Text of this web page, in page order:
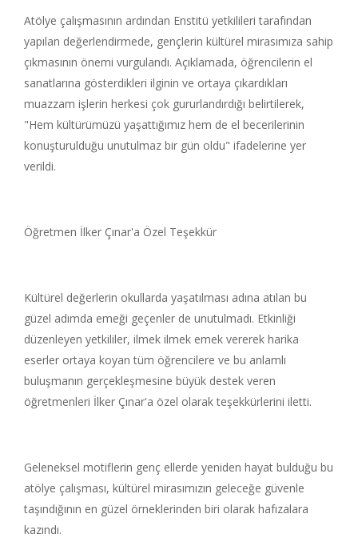
Atölye çalışmasının ardından Enstitü yetkilileri tarafından
yapılan değerlendirmede, gençlerin kültürel mirasımıza sahip
çıkmasının önemi vurgulandı. Açıklamada, öğrencilerin el
sanatlarına gösterdikleri ilginin ve ortaya çıkardıkları
muazzam işlerin herkesi çok gururlandırdığı belirtilerek,
"Hem kültürümüzü yaşattığımız hem de el becerilerinin
konuşturulduğu unutulmaz bir gün oldu" ifadelerine yer
verildi.
Öğretmen İlker Çınar'a Özel Teşekkür
Kültürel değerlerin okullarda yaşatılması adına atılan bu
güzel adımda emeği geçenler de unutulmadı. Etkinliği
düzenleyen yetkililer, ilmek ilmek emek vererek harika
eserler ortaya koyan tüm öğrencilere ve bu anlamlı
buluşmanın gerçekleşmesine büyük destek veren
öğretmenleri İlker Çınar'a özel olarak teşekkürlerini iletti.
Geleneksel motiflerin genç ellerde yeniden hayat bulduğu bu
atölye çalışması, kültürel mirasımızın geleceğe güvenle
taşındığının en güzel örneklerinden biri olarak hafızalara
kazındı.